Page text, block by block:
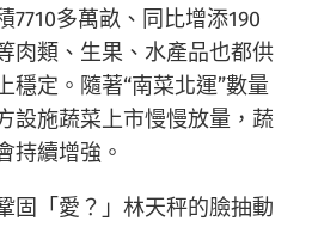
7710多萬畝、同比增添190
肉類、生果、水產品也都供
穩定。隨著“南菜北運”數量
設施蔬菜上市慢慢放量，蔬
持續增強。
固「愛？」林天秤的臉抽動